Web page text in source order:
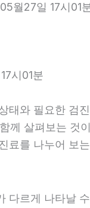
월27일 17시01
시01분
태와 필요한 검
께 살펴보는
료를 나누어 보
다르게 나타날